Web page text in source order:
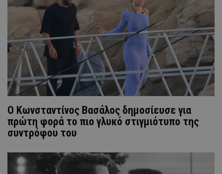
Ο Κωνσταντίνος Βασάλος δημοσίευσε για
πρώτη φορά το πιο γλυκό στιγμιότυπο της
συντρόφου του